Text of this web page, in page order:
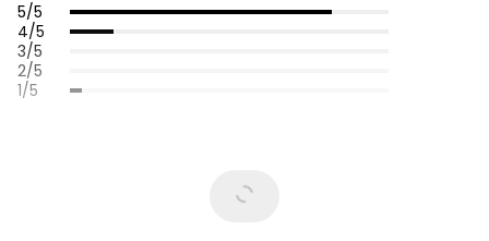
5/5
4/5
3/5
2/5
1/5